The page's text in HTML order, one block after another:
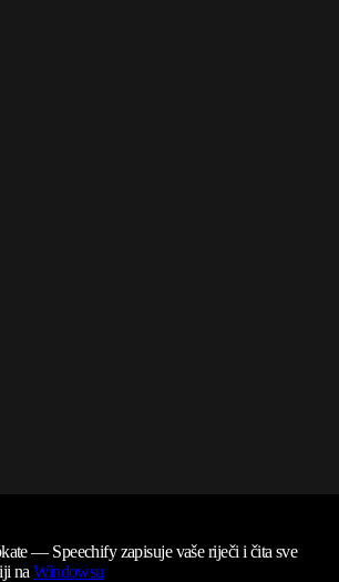
— Speechify zapisuje vaše riječi i čita sve
naWindowsu